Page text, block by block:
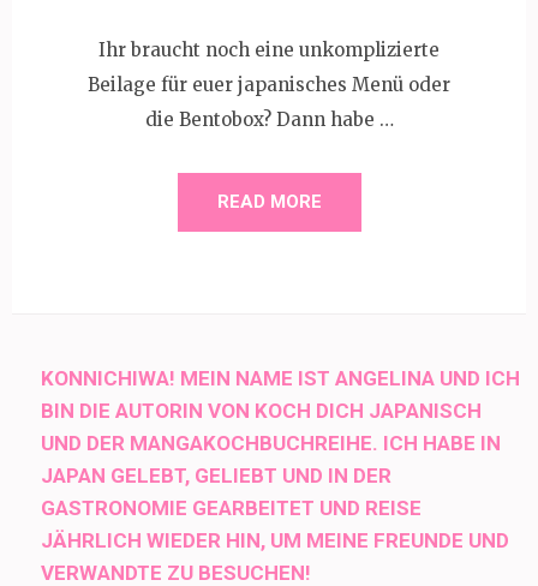
Ihr braucht noch eine unkomplizierte
Beilage für euer japanisches Menü oder
die Bentobox? Dann habe …
READ MORE
KONNICHIWA! MEIN NAME IST ANGELINA UND ICH
BIN DIE AUTORIN VON KOCH DICH JAPANISCH
UND DER MANGAKOCHBUCHREIHE. ICH HABE IN
JAPAN GELEBT, GELIEBT UND IN DER
GASTRONOMIE GEARBEITET UND REISE
JÄHRLICH WIEDER HIN, UM MEINE FREUNDE UND
VERWANDTE ZU BESUCHEN!